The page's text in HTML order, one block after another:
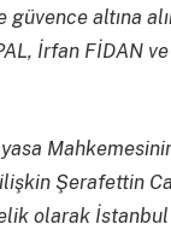
güvence altına
İrfan FİDAN
Şerafettin
olarak